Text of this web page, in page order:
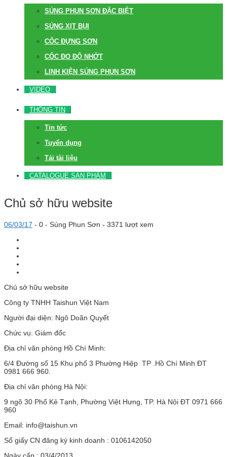
SÚNG PHUN SƠN ĐẶC BIỆT
SÚNG XỊT BỤI
CỐC ĐỰNG SƠN
CỐC ĐO ĐỘ NHỚT
LINH KIỆN SÚNG PHUN SƠN
VIDEO
THÔNG TIN
Tin tức
Tuyển dụng
Tải tài liệu
CATALOGUE SẢN PHẨM
Chủ sở hữu website
06/03/17 - 0 - Súng Phun Sơn - 3371 lượt xem
Chủ sở hữu website
Công ty TNHH Taishun Việt Nam
Người đại diện: Ngô Doãn Quyết
Chức vụ: Giám đốc
Địa chỉ văn phòng Hồ Chí Minh:
6/4 Đường số 15 Khu phố 3 Phường Hiệp TP .Hồ Chí Minh ĐT
0981 666 960.
Địa chỉ văn phòng Hà Nội:
9 ngõ 30 Phố Kẻ Tạnh, Phường Việt Hưng, TP. Hà Nội ĐT 0971 666
960
Email: info@taishun.vn
Số giấy CN đăng ký kinh doanh : 0106142050